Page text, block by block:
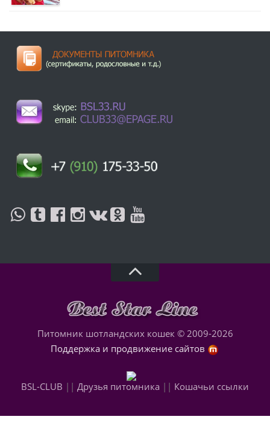
Питомник шотландских кошек © 2009-2026
Поддержка и продвижение сайтов
BSL-CLUB || Друзья питомника || Кошачьи ссылки